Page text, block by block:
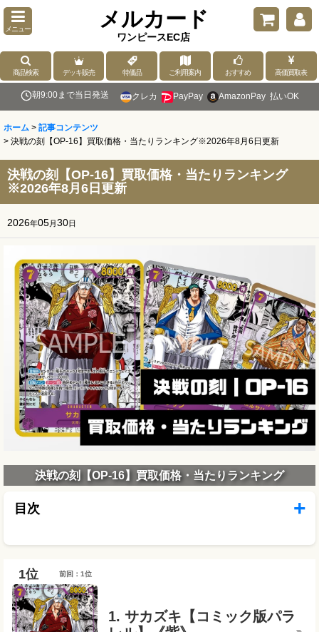
メニュー メルカード
ワンピースEC店
商品検索 デッキ販売 特価品 ご利用案内 おすすめ 高価買取表
朝9:00まで当日発送 クレカ PayPay AmazonPay 払いOK
ホーム > 記事コンテンツ
> 決戦の刻【OP-16】買取価格・当たりランキング※2026年8月6日更新
決戦の刻【OP-16】買取価格・当たりランキング
※2026年8月6日更新
2026年05月30日
決戦の刻【OP-16】買取価格・当たりランキング
目次
前回：1位
1. サカズキ【コミック版パラ